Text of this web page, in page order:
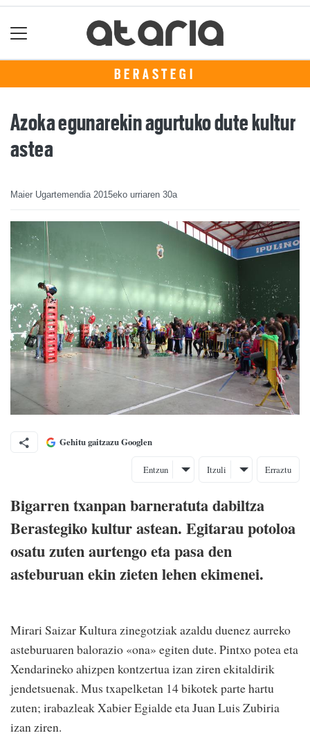
BERASTEGI
Azoka egunarekin agurtuko dute kultur
astea
Maier Ugartemendia 2015eko urriaren 30a
Gehitu gaitzazu Googlen
Entzun Itzuli Erraztu
Bigarren txanpan barneratuta dabiltza
Berastegiko kultur astean. Egitarau potoloa
osatu zuten aurtengo eta pasa den
asteburuan ekin zieten lehen ekimenei.
Mirari Saizar Kultura zinegotziak azaldu duenez aurreko
asteburuaren balorazio «ona» egiten dute. Pintxo potea eta
Xendarineko ahizpen kontzertua izan ziren ekitaldirik
jendetsuenak. Mus txapelketan 14 bikotek parte hartu
zuten; irabazleak Xabier Egialde eta Juan Luis Zubiria
izan ziren.